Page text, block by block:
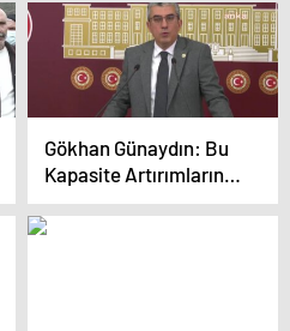
Ziyaret Etti
Gökhan Günaydın: Bu
Kapasite Artırımlarının
Sonrasında Orada O
Felaket Meydana